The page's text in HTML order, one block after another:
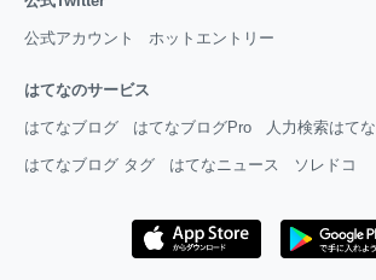
公式アカウント ホットエントリー
はてなのサービス
はてなブログ はてなブログPro 人力検索はてな
はてなブログ タグ はてなニュース ソレドコ